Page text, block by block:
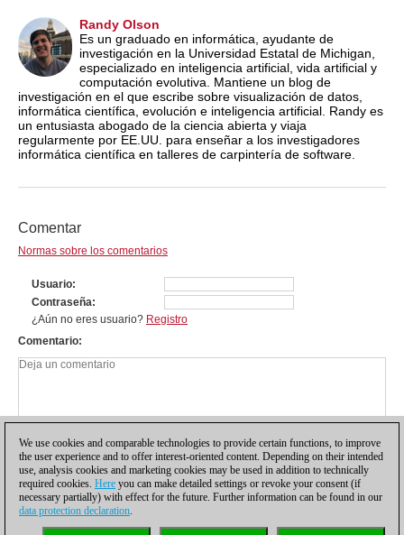
Randy Olson
Es un graduado en informática, ayudante de
investigación en la Universidad Estatal de Michigan,
especializado en inteligencia artificial, vida artificial y
computación evolutiva. Mantiene un blog de
investigación en el que escribe sobre visualización de datos,
informática científica, evolución e inteligencia artificial. Randy es
un entusiasta abogado de la ciencia abierta y viaja
regularmente por EE.UU. para enseñar a los investigadores
informática científica en talleres de carpintería de software.
Comentar
Normas sobre los comentarios
Usuario
Contraseña
¿Aún no eres usuario? Registro
Comentario
We use cookies and comparable technologies to provide certain functions, to improve
the user experience and to offer interest-oriented content. Depending on their intended
use, analysis cookies and marketing cookies may be used in addition to technically
required cookies. Here you can make detailed settings or revoke your consent (if
necessary partially) with effect for the future. Further information can be found in our
data protection declaration.